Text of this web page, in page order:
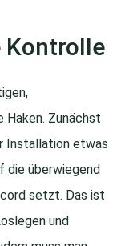
Kontrolle
Zunächst
Installation etwas
die überwiegend
setzt. Das ist
und